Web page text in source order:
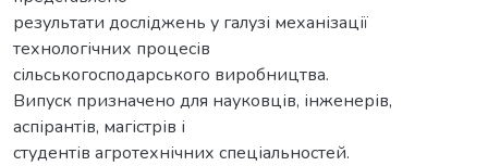
результати досліджень у галузі механізації
технологічних процесів
сільськогосподарського виробництва.
Випуск призначено для науковців, інженерів,
аспірантів, магістрів і
студентів агротехнічних спеціальностей.